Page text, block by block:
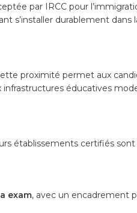
par IRCC pour
s’installer durablement dans
proximité permet aux
éducatives
établissements certifiés
exam, avec un encadrement